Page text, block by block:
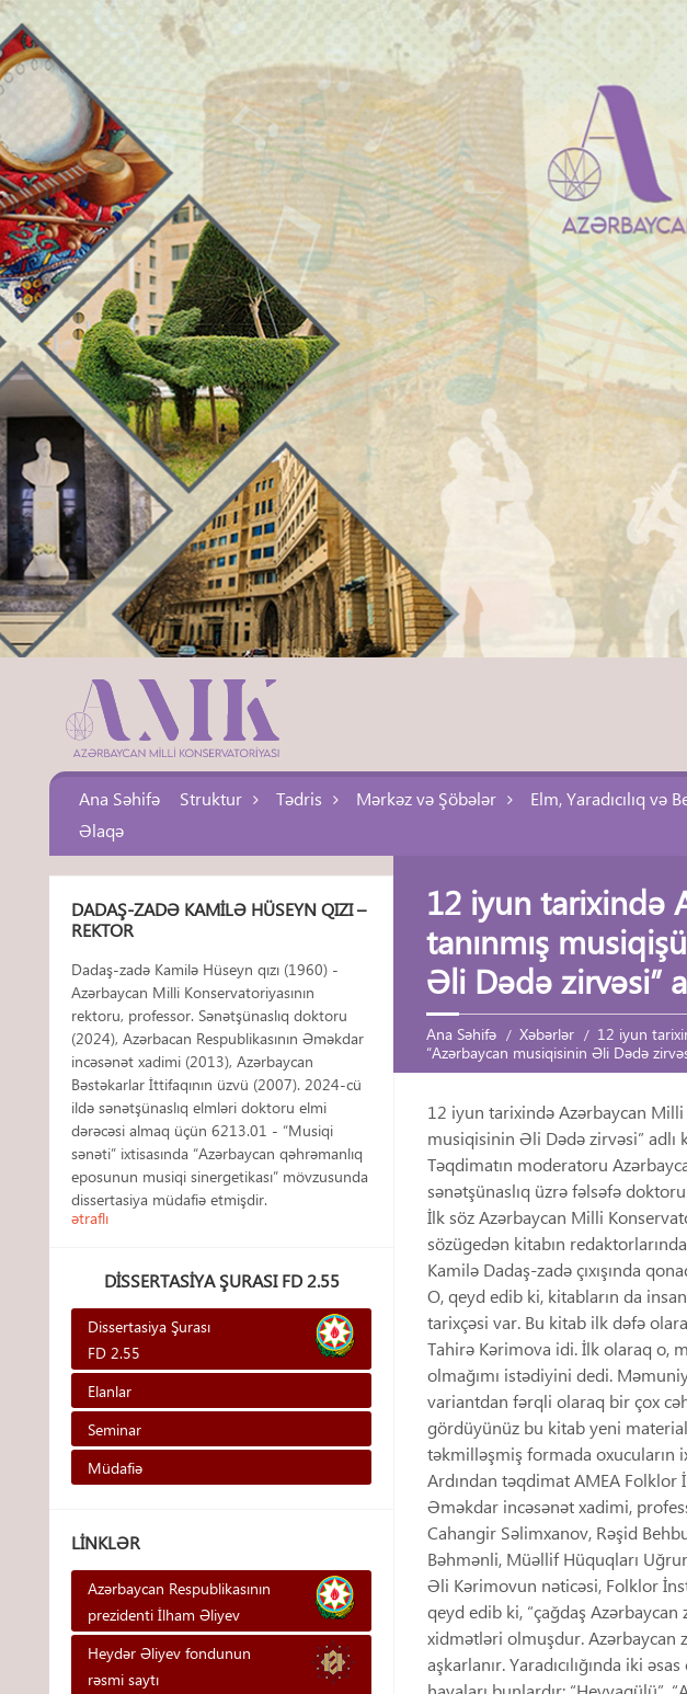
Ana Səhifə Struktur Tədris Mərkəz və Şöbələr Elm, Yaradıcılıq və
Əlaqə
12 iyun tarixində
tanınmış
Əli Dədə zirvəsi”
Ana Səhifə Xəbərlər
12 iyun
“Azərbaycan musiqisinin Əli Dədə
12 iyun tarixində Azərbaycan Milli
musiqisinin Əli Dədə zirvəsi” adlı
Təqdimatın moderatoru
sənətşünaslıq üzrə fəlsəfə
İlk söz Azərbaycan Milli
sözügedən kitabın
Kamilə Dadaş-zadə çıxışında
O, qeyd edib ki, kitabların da
tarixçəsi var. Bu kitab ilk dəfə
Tahirə Kərimova idi. İlk olaraq o,
olmağımı istədiyini dedi.
variantdan fərqli olaraq bir çox
gördüyünüz bu kitab yeni
təkmilləşmiş formada oxucuların
Ardından təqdimat AMEA
Əməkdar incəsənət xadimi,
Cahangir Səlimxanov, Rəşid
Bəhmənli, Müəllif Hüquqları
Əli Kərimovun nəticəsi, Folklor
qeyd edib ki, “çağdaş
xidmətləri olmuşdur. Azərbaycan
aşkarlanır. Yaradıcılığında iki
DADAŞ-ZADƏ KAMILƏ HÜSEYN QIZI –
REKTOR
Dadaş-zadə Kamilə Hüseyn qızı (1960) -
Azərbaycan Milli Konservatoriyasının
rektoru, professor. Sənətşünaslıq doktoru
(2024), Azərbacan Respublikasının Əməkdar
incəsənət xadimi (2013), Azərbaycan
Bəstəkarlar İttifaqının üzvü (2007). 2024-cü
ildə sənətşünaslıq elmləri doktoru elmi
dərəcəsi almaq üçün 6213.01 - “Musiqi
sənəti” ixtisasında “Azərbaycan qəhrəmanlıq
eposunun musiqi sinergetikası” mövzusunda
dissertasiya müdafiə etmişdir.
ətraflı
DISSERTASIYA ŞURASI FD 2.55
Dissertasiya Şurası
FD 2.55
Elanlar
Seminar
Müdafiə
LINKLƏR
Azərbaycan Respublikasının
prezidenti İlham Əliyev
Heydər Əliyev fondunun
rəsmi saytı